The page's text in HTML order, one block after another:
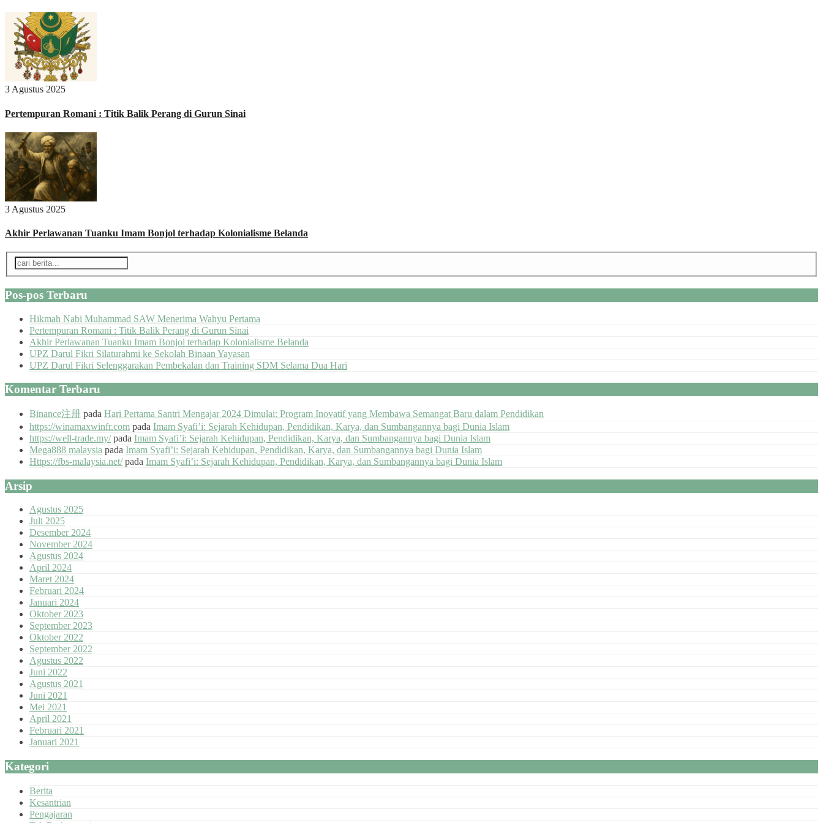
3 Agustus 2025
Pertempuran Romani : Titik Balik Perang di Gurun Sinai
3 Agustus 2025
Akhir Perlawanan Tuanku Imam Bonjol terhadap Kolonialisme Belanda
Pos-pos Terbaru
Hikmah Nabi Muhammad SAW Menerima Wahyu Pertama
Pertempuran Romani : Titik Balik Perang di Gurun Sinai
Akhir Perlawanan Tuanku Imam Bonjol terhadap Kolonialisme Belanda
UPZ Darul Fikri Silaturahmi ke Sekolah Binaan Yayasan
UPZ Darul Fikri Selenggarakan Pembekalan dan Training SDM Selama Dua Hari
Komentar Terbaru
Binance注册 pada Hari Pertama Santri Mengajar 2024 Dimulai: Program Inovatif yang Membawa Semangat Baru dalam Pendidikan
https://winamaxwinfr.com pada Imam Syafi’i: Sejarah Kehidupan, Pendidikan, Karya, dan Sumbangannya bagi Dunia Islam
https://well-trade.my/pada Imam Syafi’i: Sejarah Kehidupan, Pendidikan, Karya, dan Sumbangannya bagi Dunia Islam
Mega888 malaysia pada Imam Syafi’i: Sejarah Kehidupan, Pendidikan, Karya, dan Sumbangannya bagi Dunia Islam
Https://fbs-malaysia.net/pada Imam Syafi’i: Sejarah Kehidupan, Pendidikan, Karya, dan Sumbangannya bagi Dunia Islam
Arsip
Agustus 2025
Juli 2025
Desember 2024
November 2024
Agustus 2024
April 2024
Maret 2024
Februari 2024
Januari 2024
Oktober 2023
September 2023
Oktober 2022
September 2022
Agustus 2022
Juni 2022
Agustus 2021
Juni 2021
Mei 2021
April 2021
Februari 2021
Januari 2021
Kategori
Berita
Kesantrian
Pengajaran